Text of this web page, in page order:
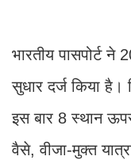
भारतीय पासपोर्ट ने
सुधार दर्ज किया
इस बार 8 स्थान
वैसे, वीजा-मुक्त